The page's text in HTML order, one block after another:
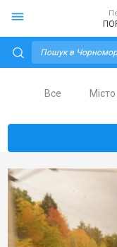
Все Місто